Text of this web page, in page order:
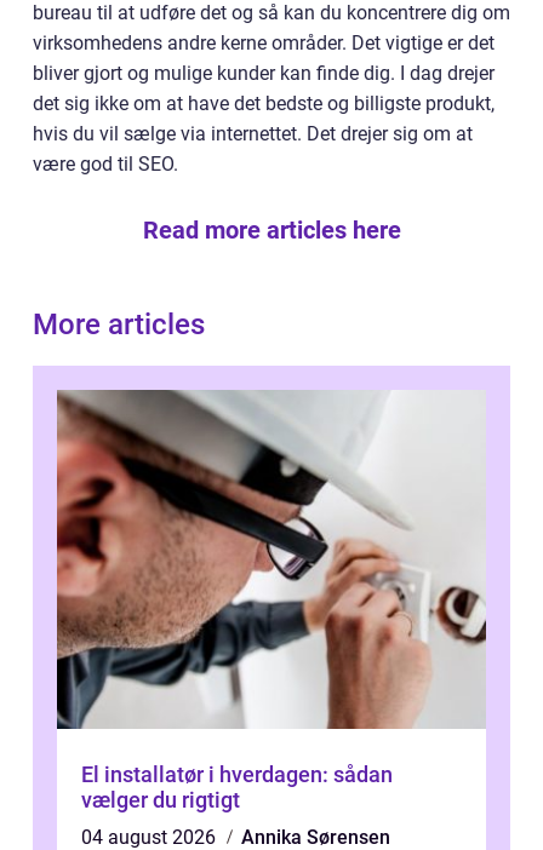
bureau til at udføre det og så kan du koncentrere dig om
virksomhedens andre kerne områder. Det vigtige er det
bliver gjort og mulige kunder kan finde dig. I dag drejer
det sig ikke om at have det bedste og billigste produkt,
hvis du vil sælge via internettet. Det drejer sig om at
være god til SEO.
Read more articles here
More articles
El installatør i hverdagen: sådan
vælger du rigtigt
04 august 2026 Annika Sørensen